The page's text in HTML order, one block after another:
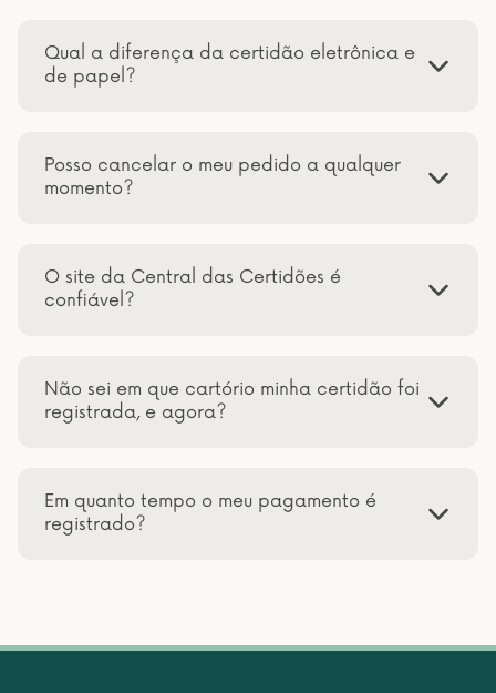
Qual a diferença da certidão eletrônica e
de papel?
Posso cancelar o meu pedido a qualquer
momento?
O site da Central das Certidões é
confiável?
Não sei em que cartório minha certidão foi
registrada, e agora?
Em quanto tempo o meu pagamento é
registrado?